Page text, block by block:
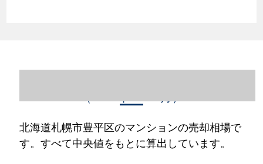
北海道札幌市豊平区のマンションの売却相場で
す。すべて中央値をもとに算出しています。